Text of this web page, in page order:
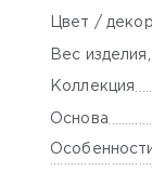
Цвет / декор
Вес
Коллекция
Основа
Особенности